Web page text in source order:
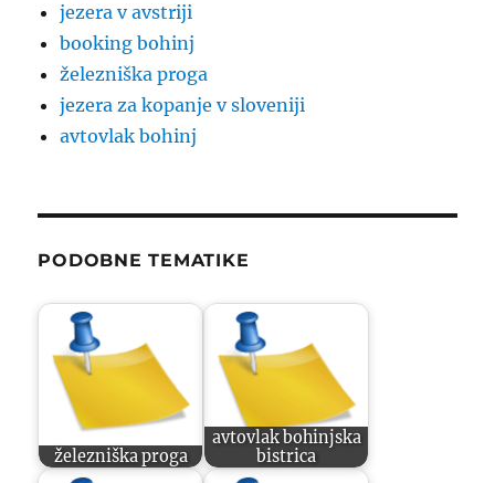
jezera v avstriji
booking bohinj
železniška proga
jezera za kopanje v sloveniji
avtovlak bohinj
PODOBNE TEMATIKE
železniška proga
avtovlak bohinjska
bistrica